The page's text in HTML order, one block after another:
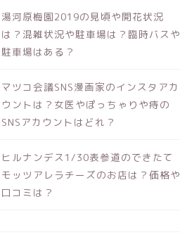
湯河原梅園2019の見頃や開花状況
は？混雑状況や駐車場は？臨時バスや
駐車場はある？
マツコ会議SNS漫画家のインスタアカ
ウントは？女医やぽっちゃりや痔の
SNSアカウントはどれ？
ヒルナンデス1/30表参道のできたて
モッツアレラチーズのお店は？価格や
口コミは？